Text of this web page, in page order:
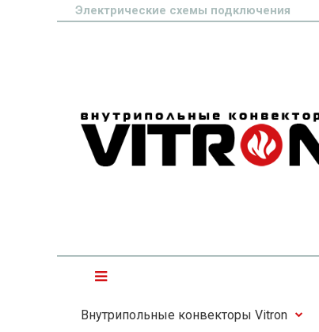
Электрические схемы подключения
Внутрипольные конвекторы Vitron